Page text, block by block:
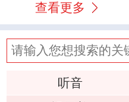
查看更多
听音